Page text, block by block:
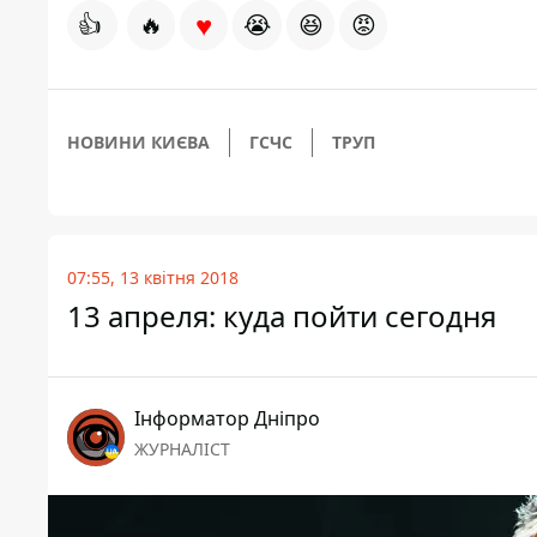
👍 🔥 ♥ 😭 😆 😡
НОВИНИ КИЄВА ГСЧС ТРУП
07:55, 13 квітня 2018
13 апреля: куда пойти сегодня
Інформатор Дніпро
ЖУРНАЛІСТ